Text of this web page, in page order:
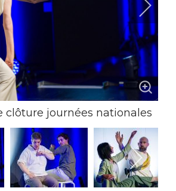
clôture journées nationales
handicap
Kittler